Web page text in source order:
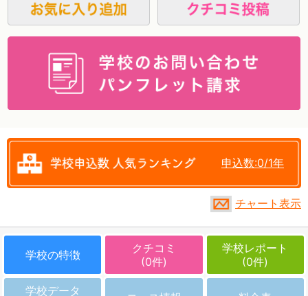
申込数:0/1年
チャート表示
学校の特徴
クチコミ
(0件)
学校レポート
(0件)
学校データ